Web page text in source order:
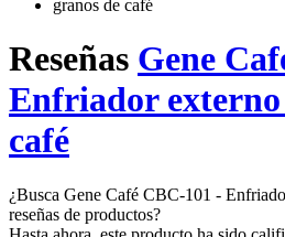
Reseñas Gene
Enfriador externo
café
¿Busca Gene Café CBC-101 -
reseñas de productos?